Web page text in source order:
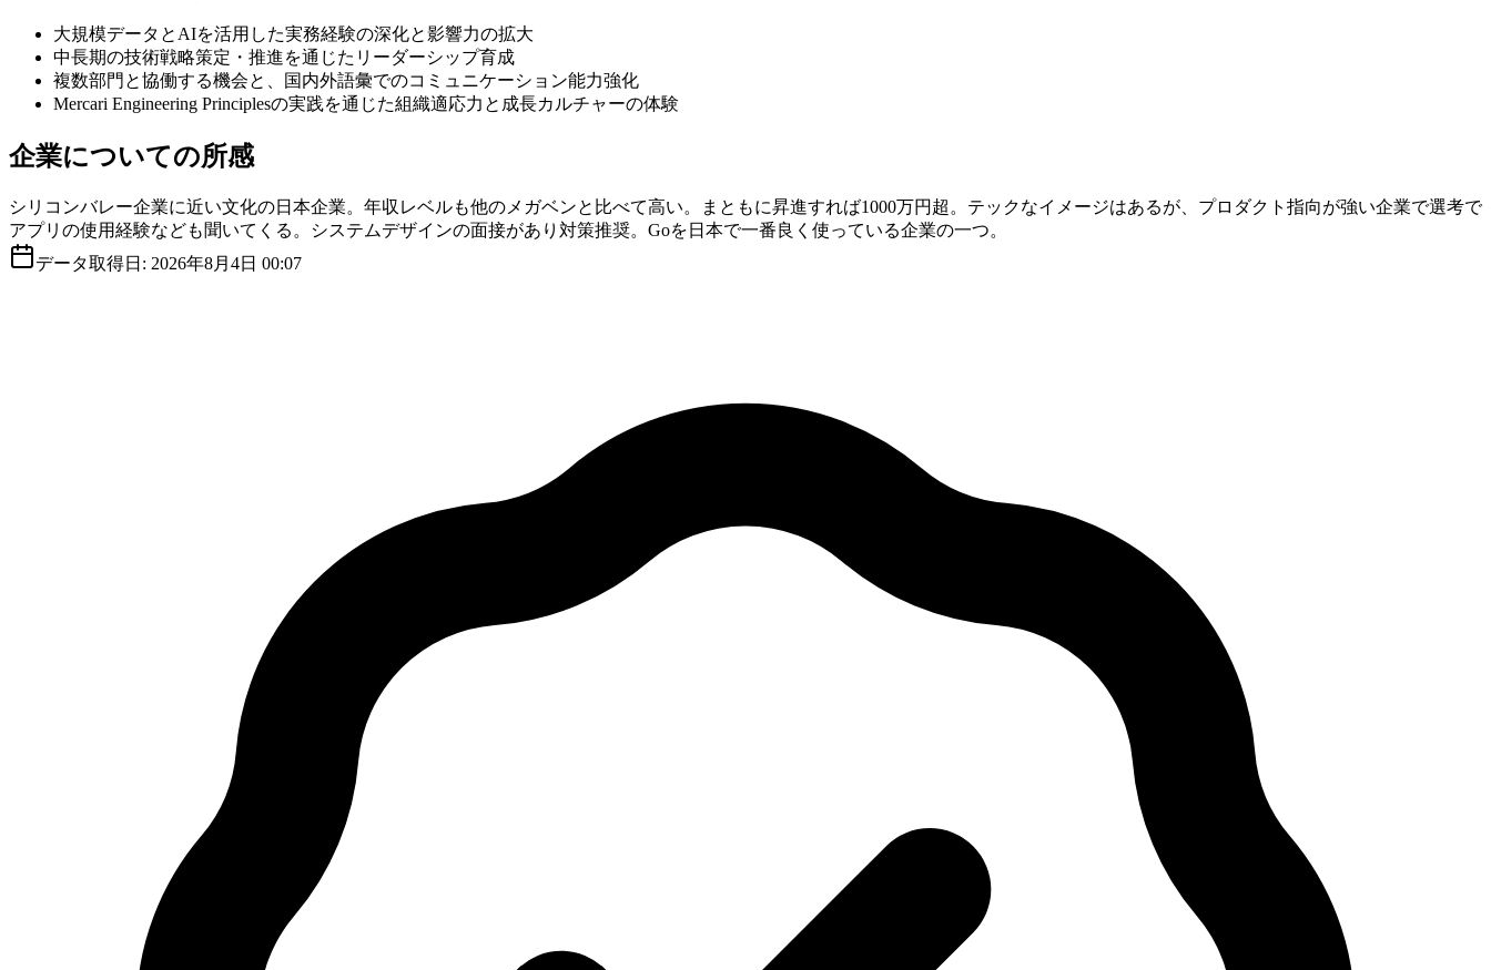
大規模データとAIを活用した実務経験の深化と影響力の拡大
中長期の技術戦略策定・推進を通じたリーダーシップ育成
複数部門と協働する機会と、国内外語彙でのコミュニケーション能力強化
Mercari Engineering Principlesの実践を通じた組織適応力と成長カルチャーの体験
企業についての所感
シリコンバレー企業に近い文化の日本企業。年収レベルも他のメガベンと比べて高い。まともに昇進すれば1000万円超。テックなイメージはあるが、プロダクト指向が強い企業で選考で
アプリの使用経験なども聞いてくる。システムデザインの面接があり対策推奨。Goを日本で一番良く使っている企業の一つ。
データ取得日: 2026年8月4日 00:07